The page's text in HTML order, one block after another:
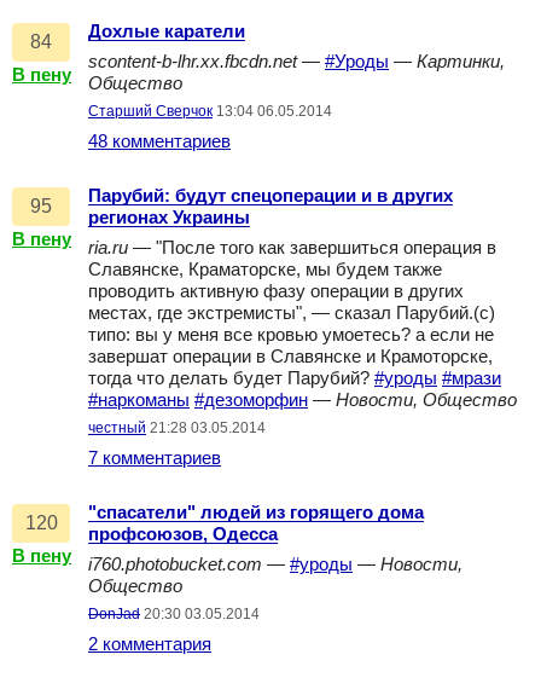
84
В пену
Дохлые каратели
scontent-b-lhr.xx.fbcdn.net— #Уроды — Картинки,
Общество
Старший Сверчок 13:04 06.05.2014
48 комментариев
95
В пену
Парубий: будут спецоперации и в других
регионах Украины
ria.ru — "После того как завершиться операция в
Славянске, Краматорске, мы будем также
проводить активную фазу операции в других
местах, где экстремисты", — сказал Парубий.(с)
типо: вы у меня все кровью умоетесь? а если не
завершат операции в Славянске и Крамоторске,
тогда что делать будет Парубий? #уроды #мрази
#наркоманы #дезоморфин — Новости, Общество
честный 21:28 03.05.2014
7 комментариев
120
В пену
"спасатели" людей из горящего дома
профсоюзов, Одесса
i760.photobucket.com — #уроды — Новости,
Общество
DonJad 20:30 03.05.2014
2 комментария